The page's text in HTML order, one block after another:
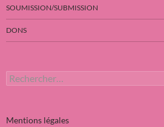
SOUMISSION/SUBMISSION
DONS
Rechercher :
Mentions légales